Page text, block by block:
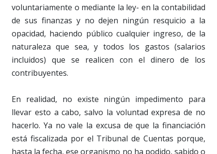
voluntariamente o mediante la ley- en la contabilidad
de sus finanzas y no dejen ningún resquicio a la
opacidad, haciendo público cualquier ingreso, de la
naturaleza que sea, y todos los gastos (salarios
incluidos) que se realicen con el dinero de los
contribuyentes.
En realidad, no existe ningún impedimento para
llevar esto a cabo, salvo la voluntad expresa de no
hacerlo. Ya no vale la excusa de que la financiación
está fiscalizada por el Tribunal de Cuentas porque,
hasta la fecha, ese organismo no ha podido, sabido o